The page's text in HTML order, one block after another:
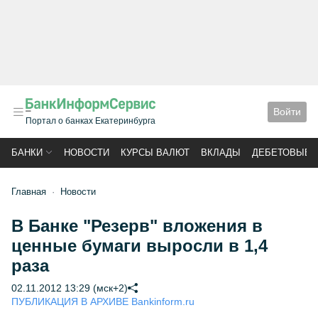
Портал о банках Екатеринбурга
Войти
БАНКИ НОВОСТИ КУРСЫ ВАЛЮТ ВКЛАДЫ ДЕБЕТОВЫЕ
Главная Новости
В Банке "Резерв" вложения в
ценные бумаги выросли в 1,4
раза
02.11.2012 13:29 (мск+2)
ПУБЛИКАЦИЯ В АРХИВЕ Bankinform.ru